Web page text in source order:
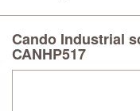
Cando Industrial
CANHP517